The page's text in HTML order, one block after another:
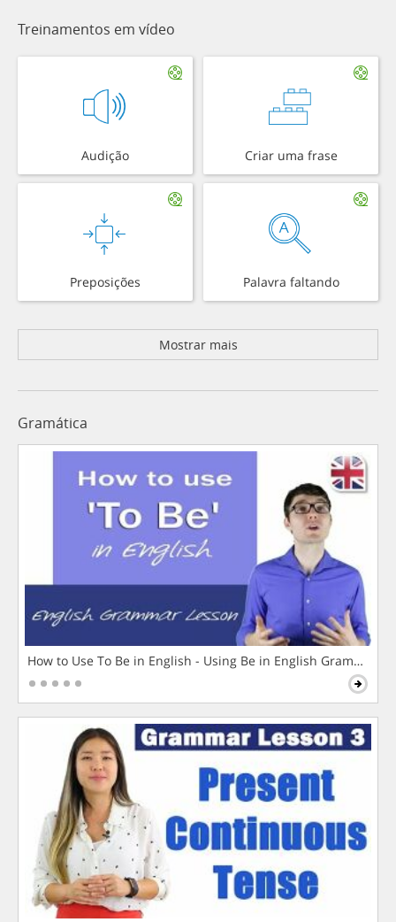
Treinamentos em vídeo
Audição Criar uma frase
Preposições Palavra faltando
Mostrar mais
Gramática
How to Use To Be in English - Using Be in English Grammar